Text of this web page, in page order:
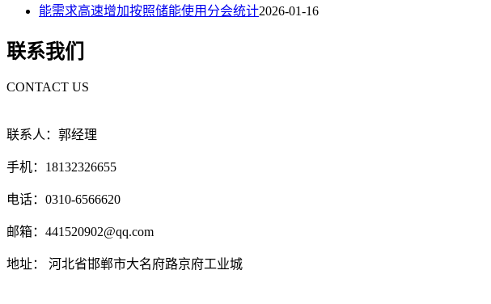
能需求高速增加按照储能使用分会统计2026-01-16
联系我们
CONTACT US
联系人：郭经理
手机：18132326655
电话：0310-6566620
邮箱：441520902@qq.com
地址： 河北省邯郸市大名府路京府工业城